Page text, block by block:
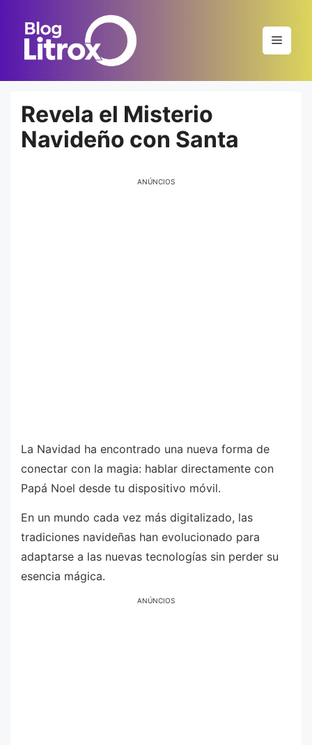
contenido
Menú
Revela el Misterio
Navideño con Santa
ANÚNCIOS
La Navidad ha encontrado una nueva forma de
conectar con la magia: hablar directamente con
Papá Noel desde tu dispositivo móvil.
En un mundo cada vez más digitalizado, las
tradiciones navideñas han evolucionado para
adaptarse a las nuevas tecnologías sin perder su
esencia mágica.
ANÚNCIOS